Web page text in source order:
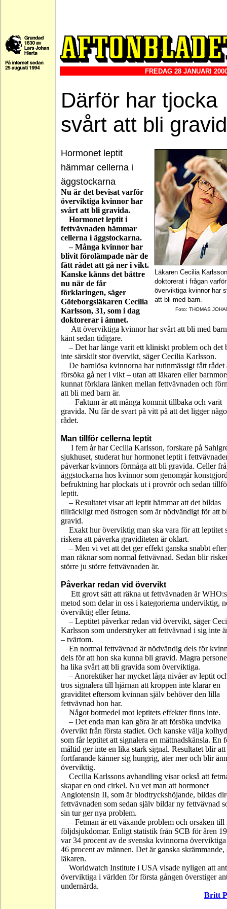
FREDAG 28 JANUARI
Därför har tjocka
svårt att bli
Läkaren Cecilia
doktorerat i frågan varför
överviktiga kvinnor har
att bli med barn.
Foto: THOMAS
Hormonet leptit
hämmar cellerna i
äggstockarna
Nu är det bevisat varför
överviktiga kvinnor har
svårt att bli gravida.
Hormonet leptit i
fettvävnaden hämmar
cellerna i äggstockarna.
– Många kvinnor har
blivit förolämpade när de
fått rådet att gå ner i vikt.
Kanske känns det bättre
nu när de får
förklaringen, säger
Göteborgsläkaren Cecilia
Karlsson, 31, som i dag
doktorerar i ämnet.
Att överviktiga kvinnor har svårt att bli med
känt sedan tidigare.
– Det har länge varit ett kliniskt problem och det
inte särskilt stor övervikt, säger Cecilia Karlsson.
De barnlösa kvinnorna har rutinmässigt fått rådet
försöka gå ner i vikt – utan att läkaren eller
kunnat förklara länken mellan fettvävnaden och
att bli med barn är.
– Faktum är att många kommit tillbaka och varit
gravida. Nu får de svart på vitt på att det ligger
rådet.
Man tillför cellerna leptit
I fem år har Cecilia Karlsson, forskare på
sjukhuset, studerat hur hormonet leptit i
påverkar kvinnors förmåga att bli gravida. Celler
äggstockarna hos kvinnor som genomgår
befruktning har plockats ut i provrör och sedan
leptit.
– Resultatet visar att leptit hämmar att det bildas
tillräckligt med östrogen som är nödvändigt för att
gravid.
Exakt hur överviktig man ska vara för att leptitet
riskera att påverka graviditeten är oklart.
– Men vi vet att det ger effekt ganska snabbt
man räknar som normal fettvävnad. Sedan blir
större ju större fettvävnaden är.
Påverkar redan vid övervikt
Ett grovt sätt att räkna ut fettvävnaden är WHO:s
metod som delar in oss i kategorierna underviktig,
överviktig eller fetma.
– Leptitet påverkar redan vid övervikt, säger
Karlsson som understryker att fettvävnad i sig inte
– tvärtom.
En normal fettvävnad är nödvändig dels för
dels för att hon ska kunna bli gravid. Magra
ha lika svårt att bli gravida som överviktiga.
– Anorektiker har mycket låga nivåer av leptit
tros signalera till hjärnan att kroppen inte klarar en
graviditet eftersom kvinnan själv behöver den lilla
fettvävnad hon har.
Något botmedel mot leptitets effekter finns inte.
– Det enda man kan göra är att försöka undvika
övervikt från första stadiet. Och kanske välja
som får leptitet att signalera en mättnadskänsla. En
måltid ger inte en lika stark signal. Resultatet blir att
fortfarande känner sig hungrig, äter mer och blir
överviktig.
Cecilia Karlssons avhandling visar också att
skapar en ond cirkel. Nu vet man att hormonet
Angiotensin II, som är blodtryckshöjande, bildas
fettvävnaden som sedan själv bildar ny fettvävnad
sin tur ger nya problem.
– Fetman är ett växande problem och orsaken till
följdsjukdomar. Enligt statistik från SCB för åren
var 34 procent av de svenska kvinnorna
46 procent av männen. Det är ganska skrämmande,
läkaren.
Worldwatch Institute i USA visade nyligen att
överviktiga i världen för första gången överstiger
undernärda.
Britt